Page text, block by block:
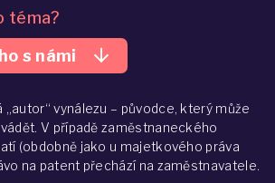
téma?
s námi
arrow_downward
„autor“ vynálezu – původce, který může
V případě zaměstnaneckého
(obdobně jako u majetkového práva
na patent přechází na zaměstnavatele.